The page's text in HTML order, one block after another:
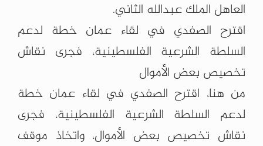
العاهل الملك عبدالله الثاني.
اقترح الصفدي في لقاء عمان خطة لدعم
السلطة الشرعية الفلسطينية، فجرى نقاش
تخصيص بعض الأموال
من هنا، اقترح الصفدي في لقاء عمان خطة
لدعم السلطة الشرعية الفلسطينية، فجرى
نقاش تخصيص بعض الأموال، واتخاذ موقف